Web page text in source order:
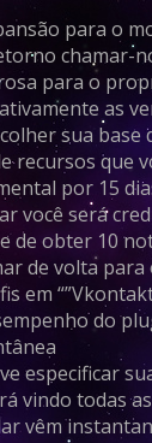
para o
chamar-
para o
as
sua base
recursos que
por 15
você será
de obter 10
de volta para
em
do
especificar
vindo todas
vêm